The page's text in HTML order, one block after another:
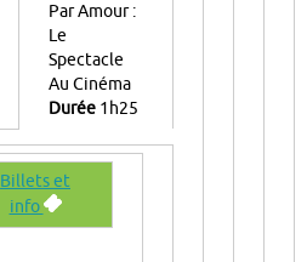
Par Amour :
Le
Spectacle
Au Cinéma
Durée 1h25
Billets et
info